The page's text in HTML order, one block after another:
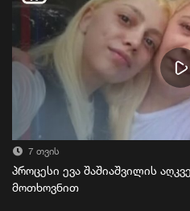
7 თვის
პროცესი ევა შაშიაშვილის
მოთხოვნით